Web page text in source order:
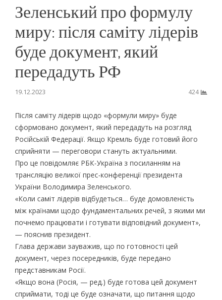
Зеленський про формулу
миру: після саміту лідерів
буде документ, який
передадуть РФ
19.12.2023 424
Після саміту лідерів щодо «формули миру» буде
сформовано документ, який передадуть на розгляд
Російській Федерації. Якщо Кремль буде готовий його
сприйняти — переговори стануть актуальними.
Про це повідомляє РБК-Україна з посиланням на
трансляцію великої прес-конференції президента
України Володимира Зеленського.
«Коли саміт лідерів відбудеться… буде домовленість
між країнами щодо фундаментальних речей, з якими ми
почнемо працювати і готувати відповідний документ»,
— пояснив президент.
Глава держави зауважив, що по готовності цей
документ, через посередників, буде передано
представникам Росії.
«Якщо вона (Росія, — ред.) буде готова цей документ
сприймати, тоді це буде означати, що питання щодо